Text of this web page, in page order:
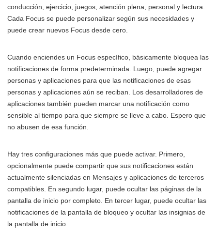
conducción, ejercicio, juegos, atención plena, personal y lectura.
Cada Focus se puede personalizar según sus necesidades y
puede crear nuevos Focus desde cero.
Cuando enciendes un Focus específico, básicamente bloquea las
notificaciones de forma predeterminada. Luego, puede agregar
personas y aplicaciones para que las notificaciones de esas
personas y aplicaciones aún se reciban. Los desarrolladores de
aplicaciones también pueden marcar una notificación como
sensible al tiempo para que siempre se lleve a cabo. Espero que
no abusen de esa función.
Hay tres configuraciones más que puede activar. Primero,
opcionalmente puede compartir que sus notificaciones están
actualmente silenciadas en Mensajes y aplicaciones de terceros
compatibles. En segundo lugar, puede ocultar las páginas de la
pantalla de inicio por completo. En tercer lugar, puede ocultar las
notificaciones de la pantalla de bloqueo y ocultar las insignias de
la pantalla de inicio.